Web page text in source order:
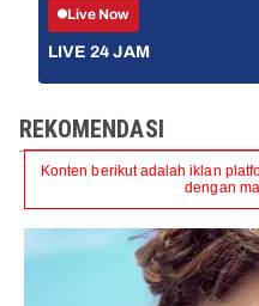
Live Now
LIVE 24 JAM